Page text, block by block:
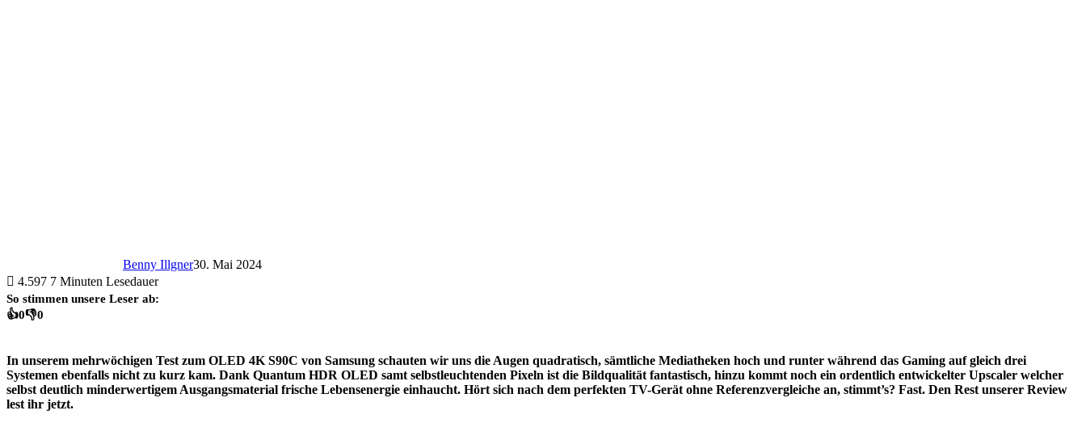
Benny Illgner30. Mai 2024
4.597 7 Minuten Lesedauer
So stimmen unsere Leser ab:
👍0👎0
In unserem mehrwöchigen Test zum OLED 4K S90C von Samsung schauten wir uns die Augen quadratisch, sämtliche Mediatheken hoch und runter während das Gaming auf gleich drei
Systemen ebenfalls nicht zu kurz kam. Dank Quantum HDR OLED samt selbstleuchtenden Pixeln ist die Bildqualität fantastisch, hinzu kommt noch ein ordentlich entwickelter Upscaler welcher
selbst deutlich minderwertigem Ausgangsmaterial frische Lebensenergie einhaucht. Hört sich nach dem perfekten TV-Gerät ohne Referenzvergleiche an, stimmt’s? Fast. Den Rest unserer Review
lest ihr jetzt.